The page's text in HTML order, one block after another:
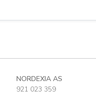
NORDEXIA AS
921 023 359